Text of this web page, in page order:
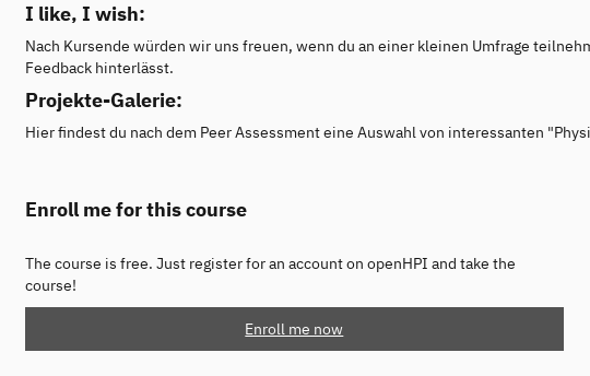
I like, I wish:
Nach Kursende würden wir uns freuen, wenn du an einer kleinen Umfrage
Feedback hinterlässt.
Projekte-Galerie:
Hier findest du nach dem Peer Assessment eine Auswahl von interessanten
Enroll me for this course
The course is free. Just register for an account on openHPI and take the
course!
Enroll me now